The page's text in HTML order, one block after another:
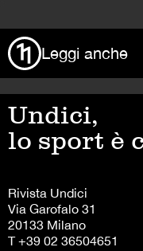
Leggi anche
Undici,
lo sport è
Rivista Undici
Via Garofalo 31
20133 Milano
T +39 02 36504651